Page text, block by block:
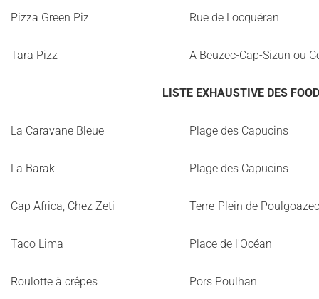
Pizza Green Piz Rue de Locquéran
Tara Pizz A Beuzec-Cap-Sizun ou
LISTE EXHAUSTIVE DES
La Caravane Bleue Plage des Capucins
La Barak Plage des Capucins
Cap Africa, Chez Zeti Terre-Plein de Poulgoazec
Taco Lima Place de l'Océan
Roulotte à crêpes Pors Poulhan